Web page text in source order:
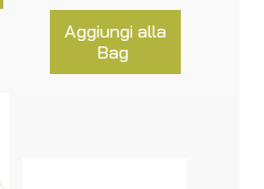
Aggiungi alla
Bag